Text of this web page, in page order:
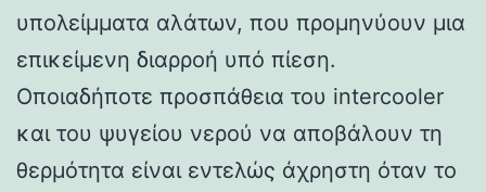
υπολείμματα αλάτων, που προμηνύουν μια
επικείμενη διαρροή υπό πίεση.
Οποιαδήποτε προσπάθεια του intercooler
και του ψυγείου νερού να αποβάλουν τη
θερμότητα είναι εντελώς άχρηστη όταν το